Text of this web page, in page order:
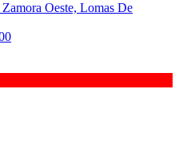
Oeste, Lomas De